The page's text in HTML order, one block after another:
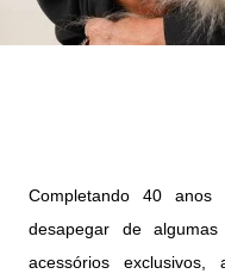
Completando 40
desapegar de
acessórios